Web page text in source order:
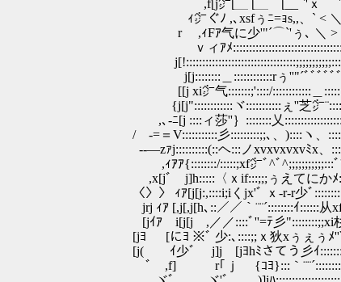
,f[j㌻[＿ [＿ [__ `'ｘ `'+ﾐ
ｨ㌻ぐﾉ ,､xsfぅﾆ=ｮs,,、` < ＼
r ,ｨFｱ气に少'"´⌒`'ぅ､ ＼ > Ⅵ
ｖィｱﾒ::::::::::::::::::::::::::::::::::::::::::
j[!::::::::::::::::::::::::::::::::::;;;;;;;;;;;:::::::::::
j[j::::::::＿::::::::::::rぅ''"´ﾞﾞﾞﾞﾞﾞヾ
[[j xi㌻气:::::::;'::::/::::::::::::＿
{j[j"::::::::::::ヾ:::::::::::ぇ''芝㌻
,､-ﾆ[j ::::ィ莎''｝::::::::乂
/ -=＝V:::::::::::彡:::::::::;;､、)::::ヽ、
ゝ--―zｧj::::::::::(::ヘ:::ノxvxvxvxvﾐx、
,ｨｱｱ{::::::::/:::::;xf㌻ﾞ^ﾞ^;;;;;;;;;;;:::ﾞ'ﾐ
,x[jﾞ j]h:::::〈ｘif:::;;;ぅえてにかﾒ
〈〉〉 ｨｱ[j[j:,::::i;iくjx'ﾞ ｘ-r-r少ﾞ
jrj ｨｱ [,j[,j[h､::／／｀¨¨´::::::::ｲ::::::从xfｼﾞ
[jｲｱ i[j[j ,／／::::ﾞ''=ﾃ彡"::::::::;;xi杉":::/
[jﾖ [にﾖ ※ﾞ 少:､::::;;ｘ狄xぅぇぅﾒ''ﾞ
[j( ｲ少ﾞ j]j [jﾖhﾐさてう彡ｲ
ゞﾞ ,f] r｢ｊ {ｺﾖ}:::｀